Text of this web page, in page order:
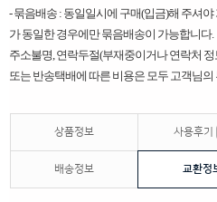
- 묶음배송 : 동일일시에 구매(입금)해 주셔
가 동일한 경우에만 묶음배송이 가능합니다.
주소불명, 연락두절(부재중이거나 연락처
또는 반송택배에 따른 비용은 모두 고객님의
상품정보 사용후기
배송정보 교환정